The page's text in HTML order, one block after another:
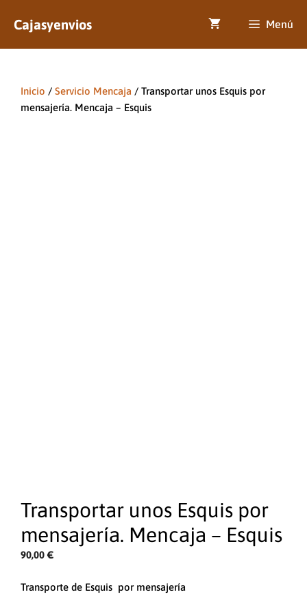
Cajasyenvios Menú
Inicio / Servicio Mencaja / Transportar unos Esquis por
mensajería. Mencaja – Esquis
Transportar unos Esquis por
mensajería. Mencaja – Esquis
90,00 €
Transporte de Esquis por mensajería